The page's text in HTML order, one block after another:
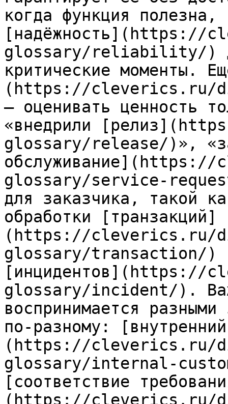
когда функция полезна,
glossary/reliability/)
критические моменты.
(https://cleverics.ru/
— оценивать ценность
«внедрили
glossary/release/)»,
glossary/service-
для заказчика, такой
обработки [транзакций]
(https://cleverics.ru/
glossary/transaction/)
glossary/incident/).
воспринимается разными
по-разному:
(https://cleverics.ru/
glossary/internal-
[соответствие
(https://cleverics.ru/